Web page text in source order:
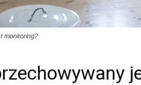
monitoring?